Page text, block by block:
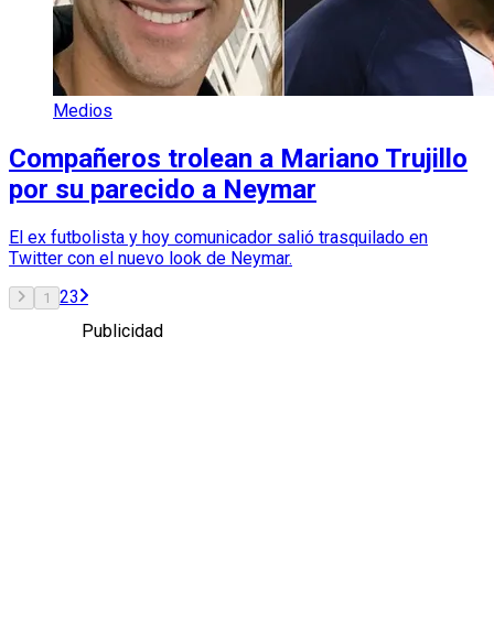
Medios
Compañeros trolean a Mariano Trujillo
por su parecido a Neymar
El ex futbolista y hoy comunicador salió trasquilado en
Twitter con el nuevo look de Neymar.
1 23
Publicidad